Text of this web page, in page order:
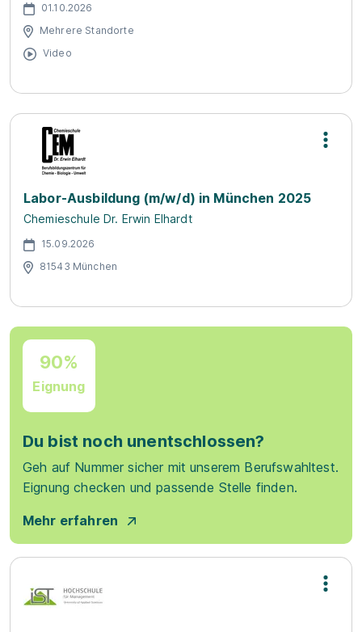
01.10.2026
Mehrere Standorte
Video
Labor-Ausbildung (m/w/d) in München 2025
Chemieschule Dr. Erwin Elhardt
15.09.2026
81543 München
90%
Eignung
Du bist noch unentschlossen?
Geh auf Nummer sicher mit unserem Berufswahltest.
Eignung checken und passende Stelle finden.
Mehr erfahren